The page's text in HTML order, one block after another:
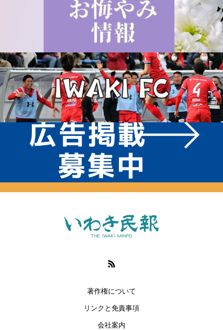
著作権について
リンクと免責事項
会社案内